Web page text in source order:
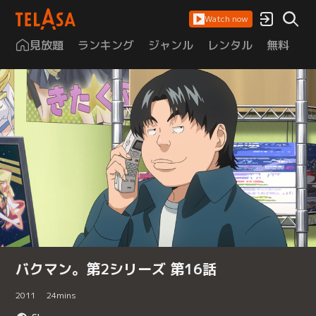
Watch now
見放題 ランキング ジャンル レンタル 無料
バクマン。第2シリーズ 第16話
2011 24mins